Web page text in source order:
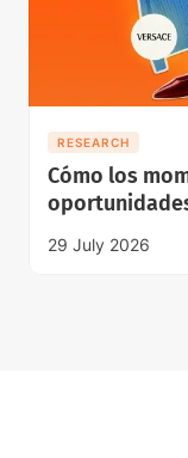
RESEARCH
Cómo los
29 July 2026